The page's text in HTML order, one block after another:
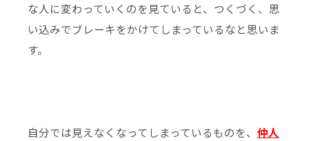
な人に変わっていくのを見ていると、つくづく、思
い込みでブレーキをかけてしまっているなと思いま
す。
自分では見えなくなってしまっているものを、 仲人